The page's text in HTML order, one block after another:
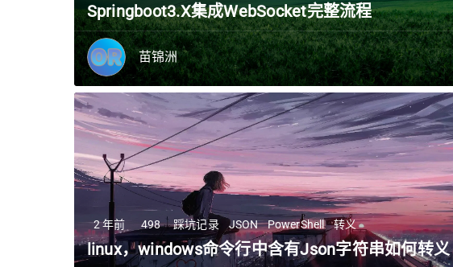
Springboot3.X集成WebSocket完整流程
苗锦洲
2 年前 498 踩坑记录 JSON PowerShell 转义
linux，windows命令行中含有Json字符串如何转义